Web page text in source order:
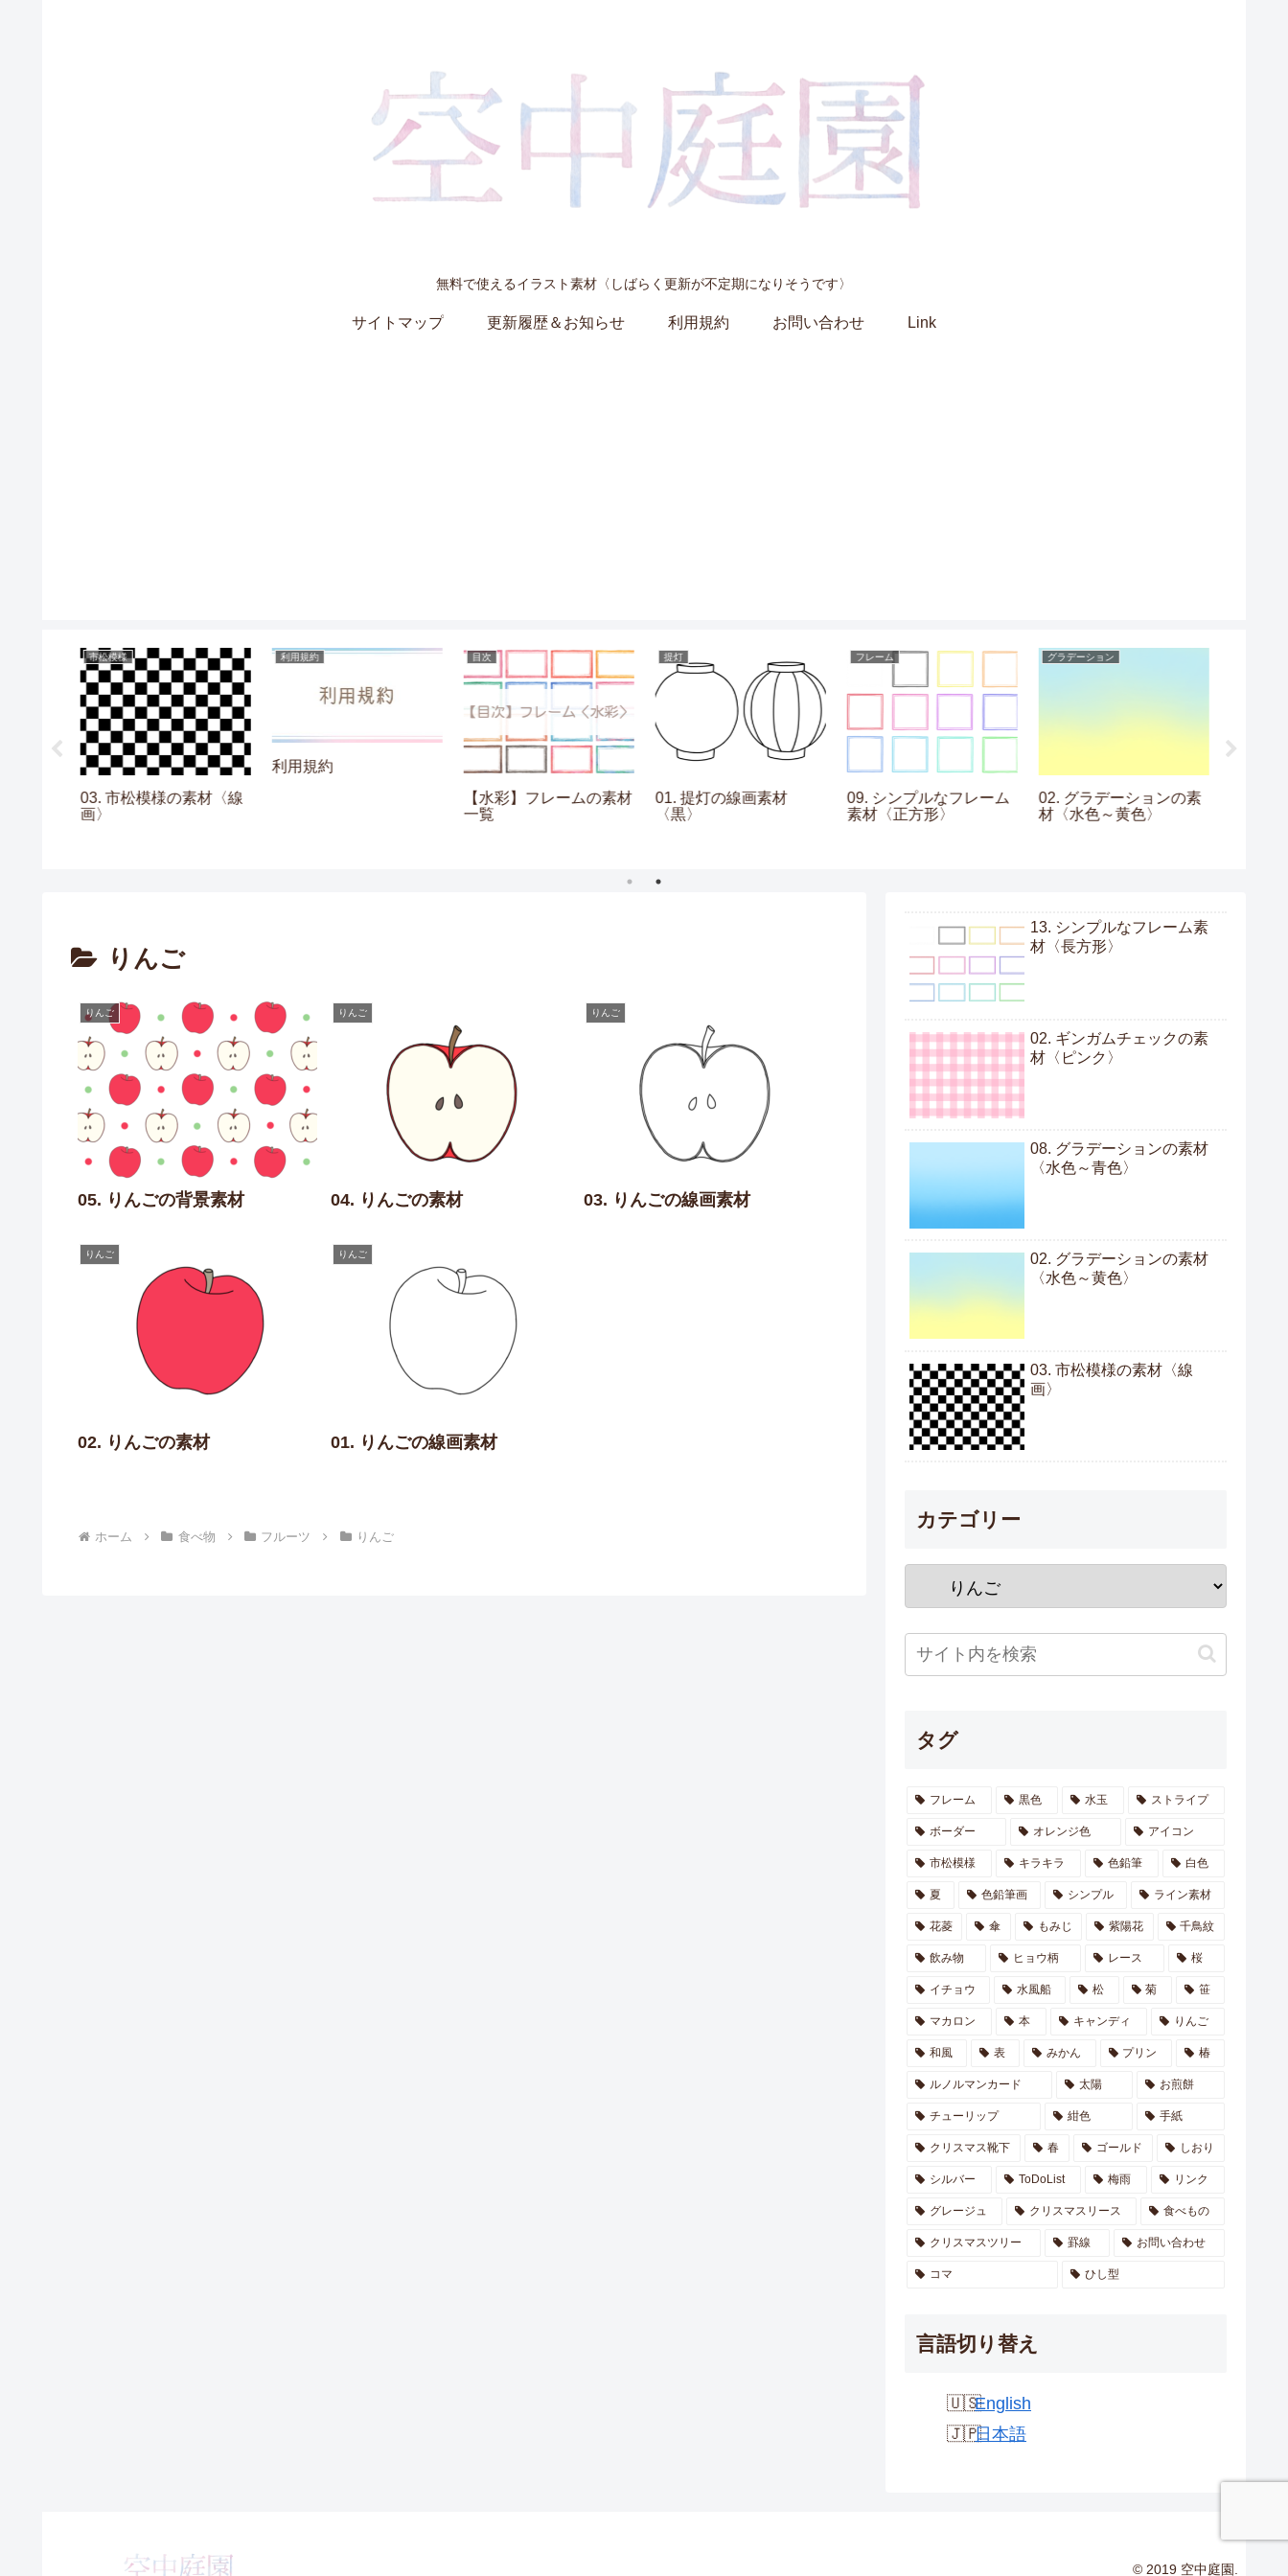
無料で使えるイラスト素材〈しばらく更新が不定期になりそうです〉
サイトマップ 更新履歴＆お知らせ 利用規約 お問い合わせ Link
市松模様
03. 市松模様の素材〈線
画〉
利用規約
利用規約
目次
【水彩】フレームの素材
一覧
提灯
01. 提灯の線画素材
〈黒〉
フレーム
09. シンプルなフレーム
素材〈正方形〉
グラデーション
02. グラデーションの素
材〈水色～黄色〉
りんご
りんご
05. りんごの背景素材
りんご
04. りんごの素材
りんご
03. りんごの線画素材
りんご
02. りんごの素材
りんご
01. りんごの線画素材
ホーム 食べ物 フルーツ りんご
13. シンプルなフレーム素
材〈長方形〉
02. ギンガムチェックの素
材〈ピンク〉
08. グラデーションの素材
〈水色～青色〉
02. グラデーションの素材
〈水色～黄色〉
03. 市松模様の素材〈線
画〉
カテゴリー
タグ
フレーム 黒色 水玉 ストライプ
ボーダー オレンジ色 アイコン
市松模様 キラキラ 色鉛筆 白色
夏 色鉛筆画 シンプル ライン素材
花菱 傘 もみじ 紫陽花 千鳥紋
飲み物 ヒョウ柄 レース 桜
イチョウ 水風船 松 菊 笹
マカロン 本 キャンディ りんご
和風 表 みかん プリン 椿
ルノルマンカード 太陽 お煎餅
チューリップ 紺色 手紙
クリスマス靴下 春 ゴールド しおり
シルバー ToDoList 梅雨 リンク
グレージュ クリスマスリース 食べもの
クリスマスツリー 罫線 お問い合わせ
コマ ひし型
言語切り替え
English
日本語
© 2019 空中庭園.